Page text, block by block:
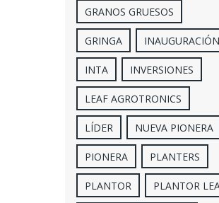
GRANOS GRUESOS
GRINGA INAUGURACIÓN
INTA INVERSIONES
LEAF AGROTRONICS
LÍDER NUEVA PIONERA
PIONERA PLANTERS
PLANTOR PLANTOR